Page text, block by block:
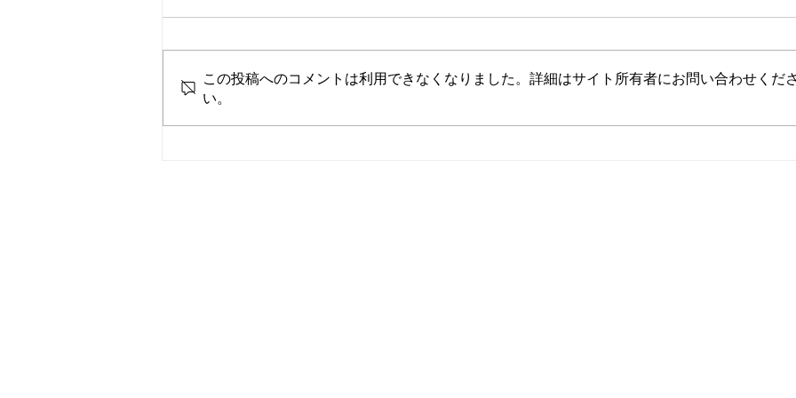
２０２６募集再開
この投稿へのコメントは利用できなくなりました。詳細はサイト所有者にお問い合わせくださ
い。